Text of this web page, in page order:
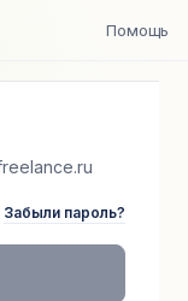
Помощь
Забыли пароль?